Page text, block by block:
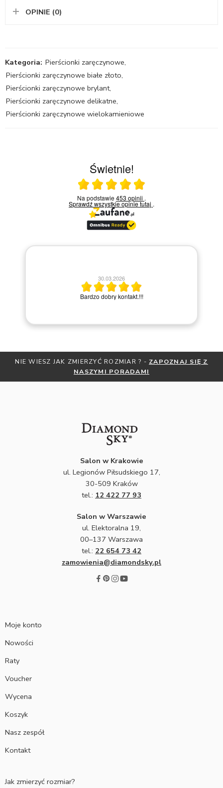
OPINIE (0)
Kategoria: Pierścionki zaręczynowe,
Pierścionki zaręczynowe białe złoto,
Pierścionki zaręczynowe brylant,
Pierścionki zaręczynowe delikatne,
Pierścionki zaręczynowe wielokamieniowe
Świetnie!
Ocena średnia 5 na 5
Na podstawie453 opinii .
Sprawdź wszystkie opinietutaj .
30.03.2026
Bardzo dobry kontakt.!!!
NIE WIESZ JAK ZMIERZYĆ ROZMIAR ? - ZAPOZNAJ SIĘ Z
NASZYMI PORADAMI
Salon w Krakowie
ul. Legionów Piłsudskiego 17,
30-509 Kraków
tel.: 12 422 77 93
Salon w Warszawie
ul. Elektoralna 19,
00–137 Warszawa
tel.: 22 654 73 42
zamowienia@diamondsky.pl
Moje konto
Nowości
Raty
Voucher
Wycena
Koszyk
Nasz zespół
Kontakt
Jak zmierzyć rozmiar?